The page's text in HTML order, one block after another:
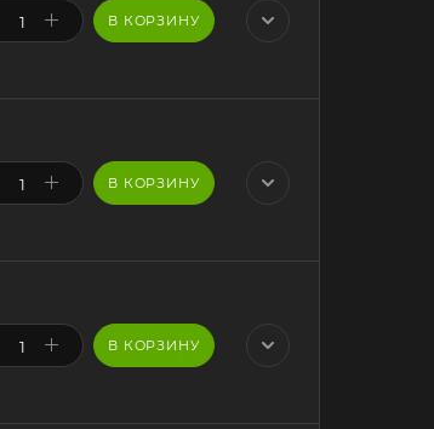
В КОРЗИНУ
В КОРЗИНУ
В КОРЗИНУ